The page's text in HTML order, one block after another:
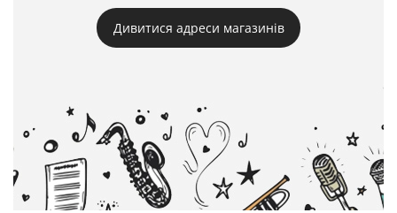
Дивитися адреси магазинів